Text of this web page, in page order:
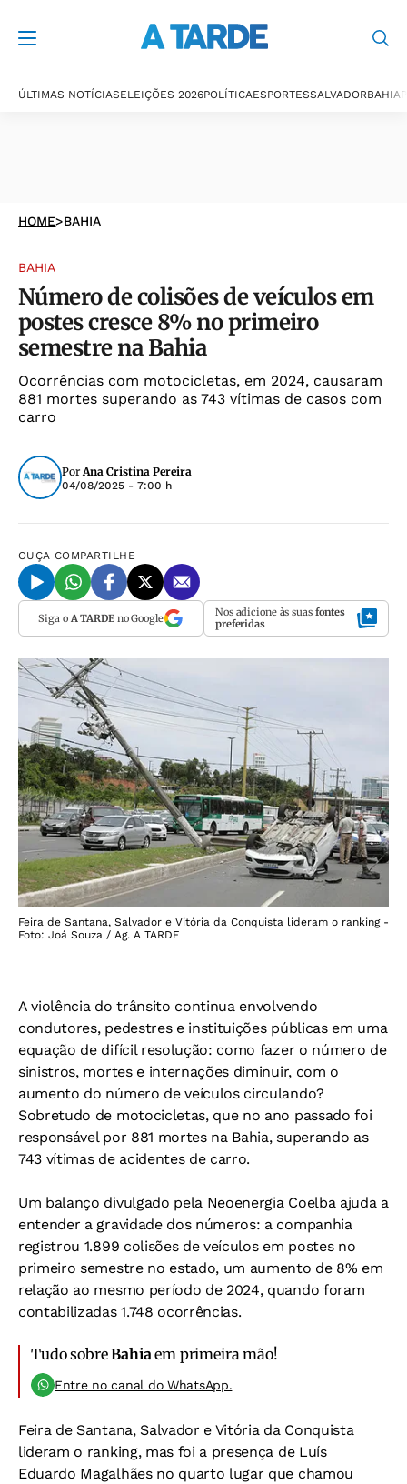
ÚLTIMAS NOTÍCIASELEIÇÕES 2026POLÍTICAESPORTESSALVADORBAHIA
HOME>BAHIA
BAHIA
Número de colisões de veículos em
postes cresce 8% no primeiro
semestre na Bahia
Ocorrências com motocicletas, em 2024, causaram
881 mortes superando as 743 vítimas de casos com
carro
PorAna Cristina Pereira
04/08/2025 - 7:00 h
OUÇA COMPARTILHE
Siga o A TARDEno Google Nos adicione às suas fontes
preferidas
Feira de Santana, Salvador e Vitória da Conquista lideram o ranking -
Foto: Joá Souza / Ag. A TARDE
A violência do trânsito continua envolvendo
condutores, pedestres e instituições públicas em uma
equação de difícil resolução: como fazer o número de
sinistros, mortes e internações diminuir, com o
aumento do número de veículos circulando?
Sobretudo de motocicletas, que no ano passado foi
responsável por 881 mortes na Bahia, superando as
743 vítimas de acidentes de carro.
Um balanço divulgado pela Neoenergia Coelba ajuda a
entender a gravidade dos números: a companhia
registrou 1.899 colisões de veículos em postes no
primeiro semestre no estado, um aumento de 8% em
relação ao mesmo período de 2024, quando foram
contabilizadas 1.748 ocorrências.
Tudo sobreBahiaem primeira mão!
Entre no canal do WhatsApp.
Feira de Santana, Salvador e Vitória da Conquista
lideram o ranking, mas foi a presença de Luís
Eduardo Magalhães no quarto lugar que chamou